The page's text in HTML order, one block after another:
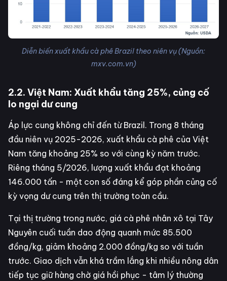
Diễn biến xuất khẩu cà phê Brazil theo niên vụ (Nguồn:
mxv.com.vn)
2.2. Việt Nam: Xuất khẩu tăng 25%, củng cố
lo ngại dư cung
Áp lực cung không chỉ đến từ Brazil. Trong 8 tháng
đầu niên vụ 2025-2026, xuất khẩu cà phê của Việt
Nam tăng khoảng 25% so với cùng kỳ năm trước.
Riêng tháng 5/2026, lượng xuất khẩu đạt khoảng
146.000 tấn - một con số đáng kể góp phần củng cố
kỳ vọng dư cung trên thị trường toàn cầu.
Tại thị trường trong nước, giá cà phê nhân xô tại Tây
Nguyên cuối tuần dao động quanh mức 85.500
đồng/kg, giảm khoảng 2.000 đồng/kg so với tuần
trước. Giao dịch vẫn khá trầm lắng khi nhiều nông dân
tiếp tục giữ hàng chờ giá hồi phục - tâm lý thường